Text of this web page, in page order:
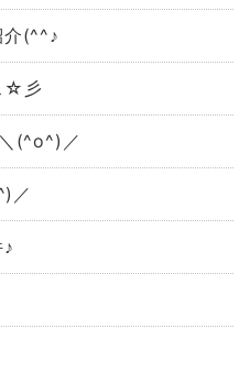
(^^♪
☆彡
(^o^)／
／